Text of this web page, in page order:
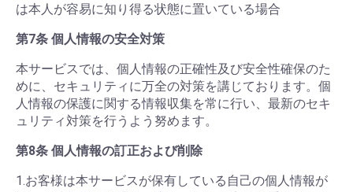
は本人が容易に知り得る状態に置いている場合
第7条 個人情報の安全対策
本サービスでは、個人情報の正確性及び安全性確保のた
めに、セキュリティに万全の対策を講じております。個
人情報の保護に関する情報収集を常に行い、最新のセキ
ュリティ対策を行うよう努めます。
第8条 個人情報の訂正および削除
1.お客様は本サービスが保有している自己の個人情報が